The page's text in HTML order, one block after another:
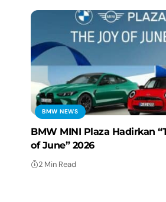
BMW NEWS
BMW MINI Plaza Hadirkan
of June” 2026
2 Min Read